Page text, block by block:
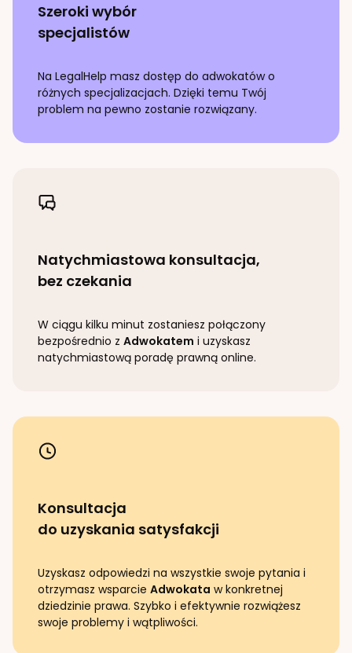
Szeroki wybór
specjalistów
Na LegalHelp masz dostęp do adwokatów o
różnych specjalizacjach. Dzięki temu Twój
problem na pewno zostanie rozwiązany.
Natychmiastowa konsultacja,
bez czekania
W ciągu kilku minut zostaniesz połączony
bezpośrednio z Adwokatem i uzyskasz
natychmiastową poradę prawną online.
Konsultacja
do uzyskania satysfakcji
Uzyskasz odpowiedzi na wszystkie swoje pytania i
otrzymasz wsparcie Adwokata w konkretnej
dziedzinie prawa. Szybko i efektywnie rozwiążesz
swoje problemy i wątpliwości.